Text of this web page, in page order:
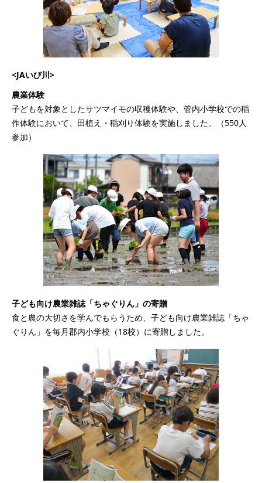
<JAいび川>
農業体験
子どもを対象としたサツマイモの収穫体験や、管内小学校での稲
作体験において、田植え・稲刈り体験を実施しました。（550人
参加）
子ども向け農業雑誌「ちゃぐりん」の寄贈
食と農の大切さを学んでもらうため、子ども向け農業雑誌「ちゃ
ぐりん」を毎月郡内小学校（18校）に寄贈しました。